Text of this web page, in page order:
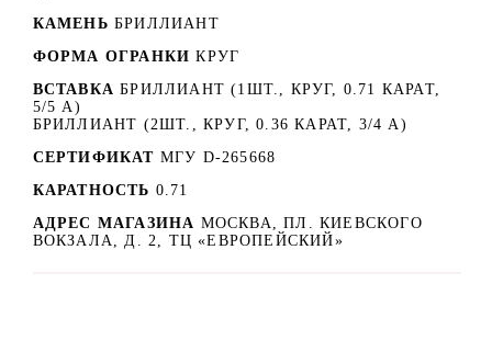
КАМЕНЬ БРИЛЛИАНТ
ФОРМА ОГРАНКИ КРУГ
ВСТАВКА БРИЛЛИАНТ (1ШТ., КРУГ, 0.71 КАРАТ,
5/5 А)
БРИЛЛИАНТ (2ШТ., КРУГ, 0.36 КАРАТ, 3/4 А)
СЕРТИФИКАТ МГУ D-265668
КАРАТНОСТЬ 0.71
АДРЕС МАГАЗИНА МОСКВА, ПЛ. КИЕВСКОГО
ВОКЗАЛА, Д. 2, ТЦ «ЕВРОПЕЙСКИЙ»